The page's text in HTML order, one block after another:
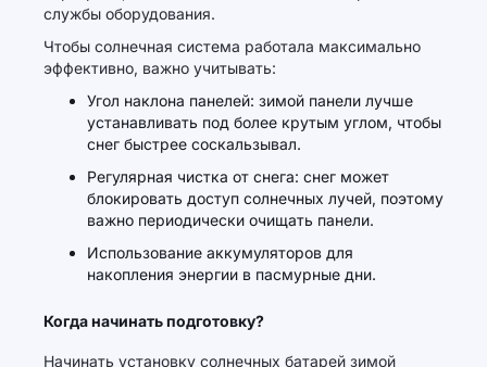
службы оборудования.
Чтобы солнечная система работала максимально
эффективно, важно учитывать:
Угол наклона панелей: зимой панели лучше
устанавливать под более крутым углом, чтобы
снег быстрее соскальзывал.
Регулярная чистка от снега: снег может
блокировать доступ солнечных лучей, поэтому
важно периодически очищать панели.
Использование аккумуляторов для
накопления энергии в пасмурные дни.
Когда начинать подготовку?
Начинать установку солнечных батарей зимой